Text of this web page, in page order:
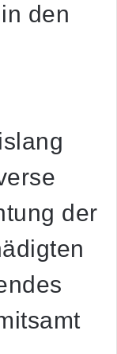
den
der